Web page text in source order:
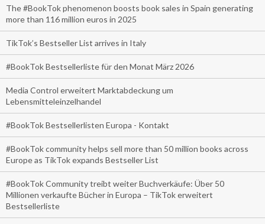
The #BookTok phenomenon boosts book sales in Spain generating
more than 116 million euros in 2025
TikTok’s Bestseller List arrives in Italy
#BookTok Bestsellerliste für den Monat März 2026
Media Control erweitert Marktabdeckung um
Lebensmitteleinzelhandel
#BookTok Bestsellerlisten Europa - Kontakt
#BookTok community helps sell more than 50 million books across
Europe as TikTok expands Bestseller List
#BookTok Community treibt weiter Buchverkäufe: Über 50
Millionen verkaufte Bücher in Europa – TikTok erweitert
Bestsellerliste